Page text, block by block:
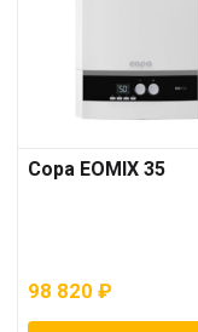
Copa EOMIX 35
98 820 ₽